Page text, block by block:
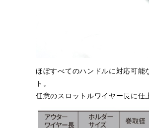
ほぼすべてのハンドルに対応可
ト。
任意のスロットルワイヤー長に仕